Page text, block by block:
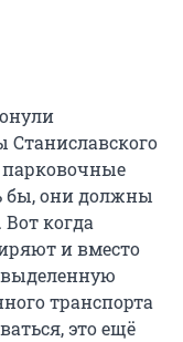
Станиславского
парковочные
бы, они должны
Вот когда
и вместо
транспорта
это ещё